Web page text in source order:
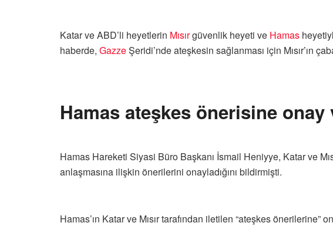
Katar ve ABD’li heyetlerin Mısırgüvenlik heyeti ve Hamas
haberde, GazzeŞeridi’nde ateşkesin sağlanması için Mısır’ın
Hamas ateşkes önerisine
Hamas Hareketi Siyasi Büro Başkanı İsmail Heniyye, Katar ve
anlaşmasına ilişkin önerilerini onayladığını bildirmişti.
Hamas’ın Katar ve Mısır tarafından iletilen “ateşkes önerilerine”